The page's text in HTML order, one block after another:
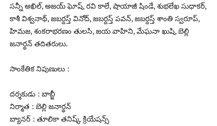
సన్నీ అఖిల్, అజయ్ ఘోష్, రవి కాలే, షాయాజీ షిండే, శుభలేఖ సుధాకర్,
కాశీ విశ్వనాథ్, జబర్దస్త్ వినోద్, జబర్దస్త్ పవన్, జబర్దస్త్ శాంతి స్వరూప్,
హిమజ, శంకరాభరణం తులసి, జయ వాహిని, మేఘనా ఖుషి, బెల్లి
జనార్థన్ తదితరులు.
సాంకేతిక నిపుణులు :
దర్శకుడు : బాబ్జీ
నిర్మాత : బెల్లి జనార్థన్
బ్యానర్ : తూలికా తనిష్క్ క్రియేషన్స్